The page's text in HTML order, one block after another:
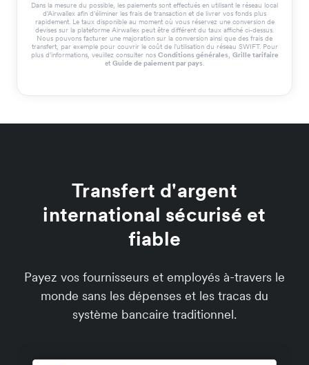
Dans la mesure du possible, les paiements sont effectués en utilisant le réseau local
d'Airwallex afin d'éliminer les frais de transaction et de livrer vos fonds plus
rapidement. Le taux disponible au moment où vous réservez une conversion de
devises sur la plateforme Airwallex peut être différent du taux affiché ci-dessus.
Nous pouvons facturer une majoration sur la conversion ainsi que des frais de
transfert, par exemple pour couvrir le coût de l'utilisation du réseau SWIFT. Pour
plus d'informations, veuillez consulter nos Conditions générales, Grille tarifaire
et Guide de paiement par pays.
Transfert d'argent
international sécurisé et
fiable
Payez vos fournisseurs et employés à-travers le
monde sans les dépenses et les tracas du
système bancaire traditionnel.